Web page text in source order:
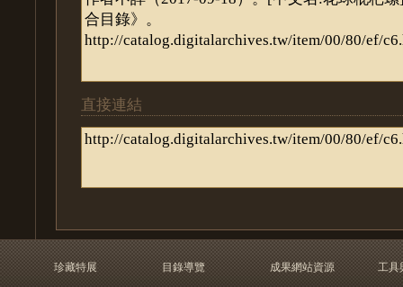
直接連結
珍藏特展
目錄導覽
成果網站資源
工具